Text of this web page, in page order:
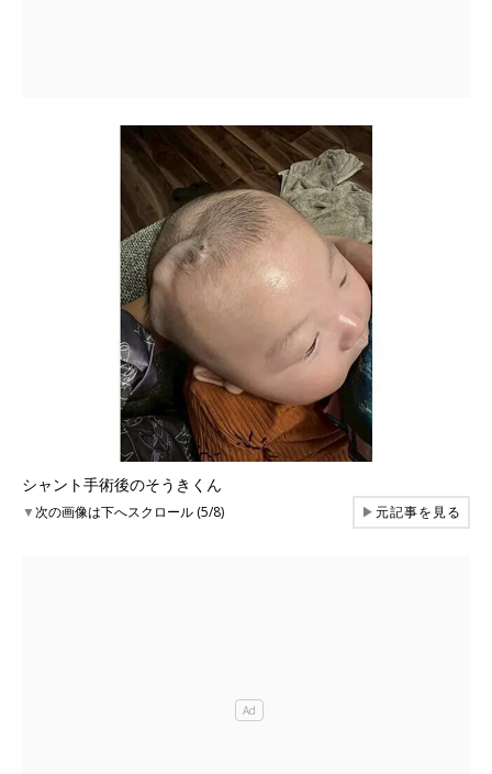
シャント手術後のそうきくん
▼次の画像は下へスクロール (5/8) ▶元記事を見る